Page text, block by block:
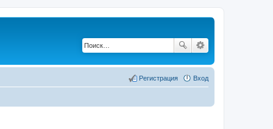
Вход
Регистрация